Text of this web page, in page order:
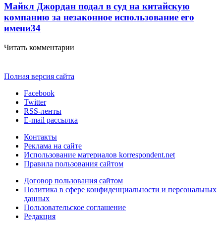
Майкл Джордан подал в суд на китайскую
компанию за незаконное использование его
имени34
Читать комментарии
Полная версия сайта
Facebook
Twitter
RSS-ленты
E-mail рассылка
Контакты
Реклама на сайте
Использование материалов korrespondent.net
Правила пользования сайтом
Договор пользования сайтом
Политика в сфере конфиденциальности и персональных
данных
Пользовательское соглашение
Редакция